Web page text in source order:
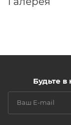
Будьте